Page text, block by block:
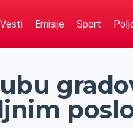
Vesti Emisije Sport